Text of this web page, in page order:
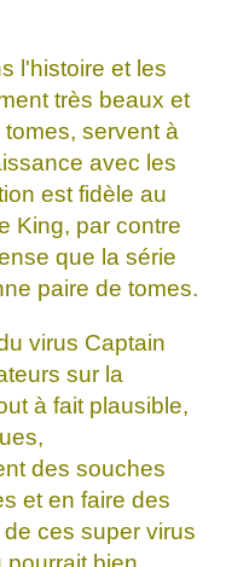
l'histoire et les
très beaux et
servent à
avec les
est fidèle au
King, par contre
que la série
paire de tomes.
virus Captain
sur la
à fait plausible,
des souches
et en faire des
ces super virus